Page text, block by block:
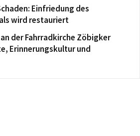
Einfriedung des
wird restauriert
der Fahrradkirche Zöbigker
Erinnerungskultur und